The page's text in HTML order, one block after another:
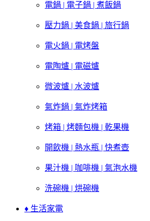
電鍋 | 電子鍋 | 煮飯鍋
壓力鍋 | 美食鍋 | 旅行鍋
電火鍋 | 電烤盤
電陶爐 | 電磁爐
微波爐 | 水波爐
氣炸鍋 | 氣炸烤箱
烤箱 | 烤麵包機 | 乾果機
開飲機 | 熱水瓶 | 快煮壺
果汁機 | 咖啡機 | 氣泡水機
洗碗機 | 烘碗機
♦ 生活家電